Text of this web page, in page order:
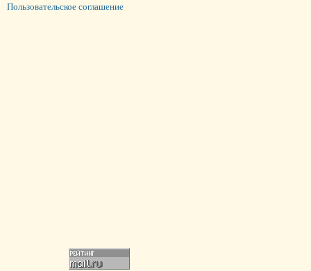
Пользовательское соглашение